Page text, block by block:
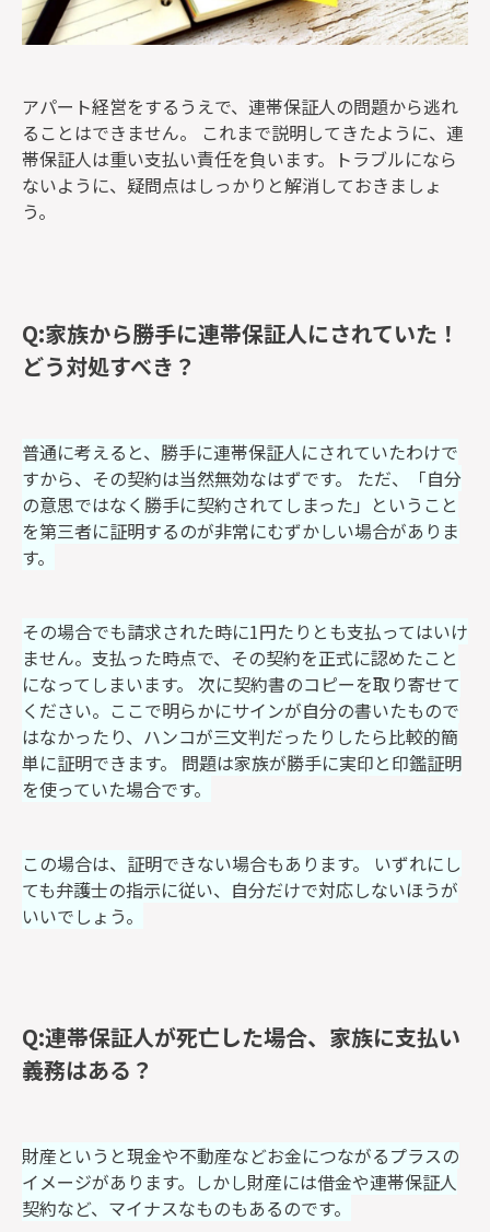
アパート経営をするうえで、連帯保証人の問題から逃れ
ることはできません。 これまで説明してきたように、連
帯保証人は重い支払い責任を負います。トラブルになら
ないように、疑問点はしっかりと解消しておきましょ
う。
Q:家族から勝手に連帯保証人にされていた！
どう対処すべき？
普通に考えると、勝手に連帯保証人にされていたわけで
すから、その契約は当然無効なはずです。 ただ、「自分
の意思ではなく勝手に契約されてしまった」ということ
を第三者に証明するのが非常にむずかしい場合がありま
す。
その場合でも請求された時に1円たりとも支払ってはいけ
ません。支払った時点で、その契約を正式に認めたこと
になってしまいます。 次に契約書のコピーを取り寄せて
ください。ここで明らかにサインが自分の書いたもので
はなかったり、ハンコが三文判だったりしたら比較的簡
単に証明できます。 問題は家族が勝手に実印と印鑑証明
を使っていた場合です。
この場合は、証明できない場合もあります。 いずれにし
ても弁護士の指示に従い、自分だけで対応しないほうが
いいでしょう。
Q:連帯保証人が死亡した場合、家族に支払い
義務はある？
財産というと現金や不動産などお金につながるプラスの
イメージがあります。しかし財産には借金や連帯保証人
契約など、マイナスなものもあるのです。